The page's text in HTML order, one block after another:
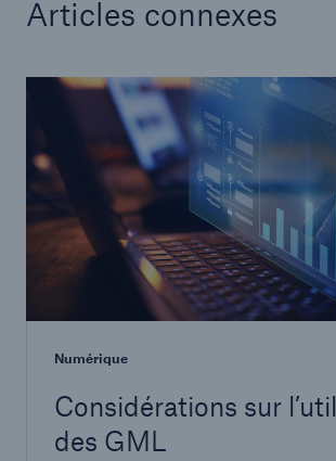
Articles connexes
Numérique
Considérations sur
des GML